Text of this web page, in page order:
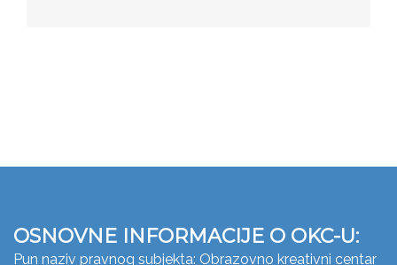
OSNOVNE INFORMACIJE O OKC-U:
Pun naziv pravnog subjekta: Obrazovno kreativni centar